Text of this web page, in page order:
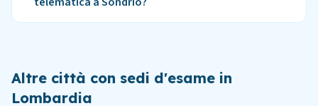
Altre città con sedi d'esame in
Lombardia